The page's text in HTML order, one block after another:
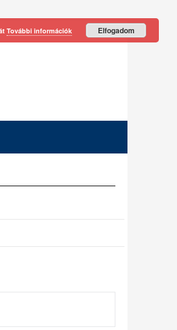
További információk Elfogadom